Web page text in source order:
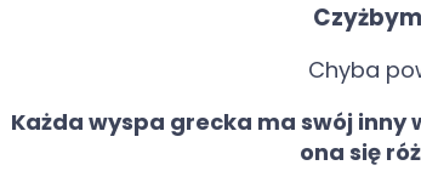
Chyba
Każda wyspa grecka ma swój
ona się